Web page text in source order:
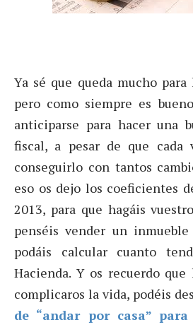
Ya sé que queda mucho
pero como siempre es
anticiparse para hacer una
fiscal, a pesar de que
conseguirlo con tantos
eso os dejo los coeficientes
2013, para que hagáis
penséis vender un
podáis calcular cuanto
Hacienda. Y os recuerdo
complicaros la vida, podéis
de “andar por casa”